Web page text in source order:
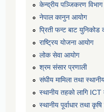
केन्द्रीय पञ्जिकरण विभाग
नेपाल कानुन आयोग
प्रिती फन्ट बाट युनिकोड
राष्ट्रिय योजना आयोग
लोक सेवा आयोग
श्रम संसार प्रणाली
संघीय मामिला तथा
स्थानीय तहको लागि ICT
स्थानीय पूर्वाधार तथा